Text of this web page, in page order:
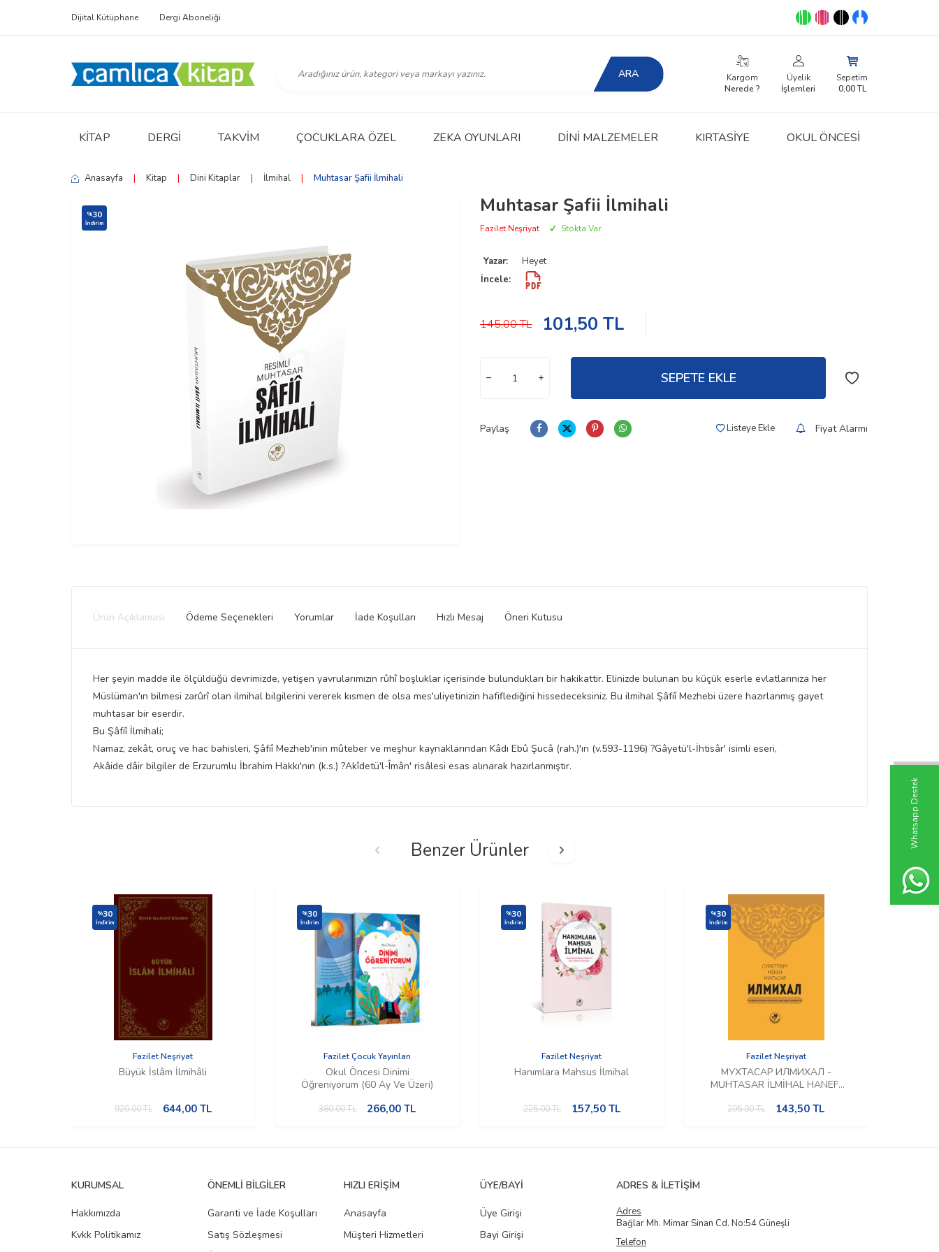
W
h
t
s
a
p
p
D
e
s
t
e
k
H
a
t
t
Dijital Kütüphane Dergi Aboneliği
ARA
Kargom
Nerede ?
Üyelik
İşlemleri
Sepetim
0,00TL
KITAP DERGI TAKVIM ÇOCUKLARA ÖZEL ZEKA OYUNLARI DINI MALZEMELER KIRTASIYE OKUL ÖNCESİ
Anasayfa | Kitap | Dini Kitaplar | İlmihal | Muhtasar Şafii İlmihali
%30
İndirim
Muhtasar Şafii İlmihali
Fazilet Neşriyat Stokta Var
Yazar:
Heyet
İncele:
145,00TL 101,50 TL
SEPETE EKLE
Paylaş Listeye Ekle Fiyat Alarmı
Ürün Açıklaması Ödeme Seçenekleri Yorumlar İade Koşulları Hızlı Mesaj Öneri Kutusu
Her şeyin madde ile ölçüldüğü devrimizde, yetişen yavrularımızın rûhî boşluklar içerisinde bulundukları bir hakikattir. Elinizde bulunan bu küçük eserle evlatlarınıza her
Müslüman'ın bilmesi zarûrî olan ilmihal bilgilerini vererek kısmen de olsa mes'uliyetinizin hafiflediğini hissedeceksiniz. Bu ilmihal Şâfiî Mezhebi üzere hazırlanmış gayet
muhtasar bir eserdir.
Bu Şâfiî İlmihali;
Namaz, zekât, oruç ve hac bahisleri, Şâfiî Mezheb'inin mûteber ve meşhur kaynaklarından Kâdı Ebû Şucâ (rah.)'ın (v.593-1196) ?Gâyetü'l-İhtisâr' isimli eseri,
Akâide dâir bilgiler de Erzurumlu İbrahim Hakkı'nın (k.s.) ?Akîdetü'l-Îmân' risâlesi esas alınarak hazırlanmıştır.
Benzer Ürünler
%30
İndirim
Fazilet Neşriyat
Büyük İslâm İlmihâli
920,00TL 644,00TL
%30
İndirim
Fazilet Çocuk Yayınları
Okul Öncesi Dinimi
Öğreniyorum (60 Ay Ve Üzeri)
380,00TL 266,00 TL
%30
İndirim
Fazilet Neşriyat
Hanımlara Mahsus İlmihal
225,00TL 157,50TL
%30
İndirim
Fazilet Neşriyat
МУХТАСАР ИЛМИХАЛ -
MUHTASAR İLMİHAL HANEFİ
205,00TL 143,50 TL
KURUMSAL
Hakkımızda
Kvkk Politikamız
ÖNEMLI BILGILER
Garanti ve İade Koşulları
Satış Sözleşmesi
HIZLI ERIŞIM
Anasayfa
Müşteri Hizmetleri
ÜYE/BAYI
Üye Girişi
Bayi Girişi
ADRES & İLETIŞIM
Adres
Bağlar Mh. Mimar Sinan Cd. No:54 Güneşli
Telefon